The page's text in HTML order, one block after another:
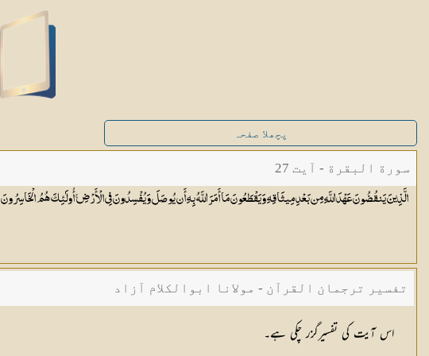
پچھلا صفحہ
سورة البقرة - آیت 27
الَّذِينَ يَنقُضُونَ عَهْدَ اللَّهِ مِن بَعْدِ مِيثَاقِهِ وَيَقْطَعُونَ مَا أَمَرَ اللَّهُ بِهِ أَن يُوصَلَ وَيُفْسِدُونَ فِي الْأَرْضِ ۚ أُولَٰئِكَ هُمُالْخَاسِرُونَ
تفسیر ترجمان القرآن - مولانا ابوالکلام آزاد
اس آیت کی تفسیرگزر چکی ہے۔